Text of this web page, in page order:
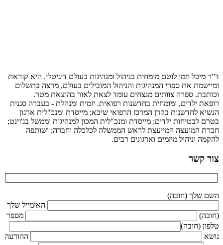
ד”ר מיכל חמו לוטם מומחית בניהול ומנהיגות בעולם דיגיטלי. היא קוראת
ומיישמת את ספרי המנהיגות והניהול המובילים בעולם, מרצה בתשלום
וכותבת. ספרה צוותים מנצחים עומד לצאת לאור בהוצאת מטר.
רופאת ילדים, ומומחית בחדשנות רפואית. יזמית ומנהלת - בעברה סגנית
הנשיא לחדשנות בקרן המרכז הרפואי שיבא; מייסדת ומנכ"לית ארגון
בטרם לבטיחות ילדים; מייסדת ומנכ"לית המכון למנהיגות וממשל בג'וינט;
חברת המועצה המייעצת לראש הממשלה לכלכלה וחברה; ושותפה
להקמה וניהול מיזמים וארגונים רבים.
צור קשר
השם שלך (חובה)
האימייל שלך
(חובה)
מספר
טלפון (חובה)
נושא
ההודעה